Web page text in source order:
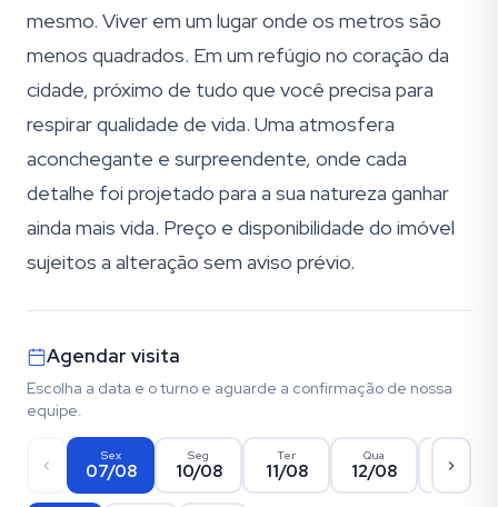
mesmo. Viver em um lugar onde os metros são
menos quadrados. Em um refúgio no coração da
cidade, próximo de tudo que você precisa para
respirar qualidade de vida. Uma atmosfera
aconchegante e surpreendente, onde cada
detalhe foi projetado para a sua natureza ganhar
ainda mais vida. Preço e disponibilidade do imóvel
sujeitos a alteração sem aviso prévio.
Agendar visita
Escolha a data e o turno e aguarde a confirmação de nossa
equipe.
Sex
07/08
Seg
10/08
Ter
11/08
Qua
12/08 13/08